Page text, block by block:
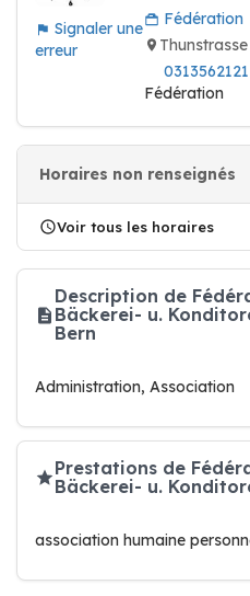
Signaler une
erreur
Fédération
0313562121
Fédération
Horaires non renseignés
Voir tous les horaires
Description de
Bäckerei- u.
Bern
Administration, Association
Prestations de
Bäckerei- u.
association humaine